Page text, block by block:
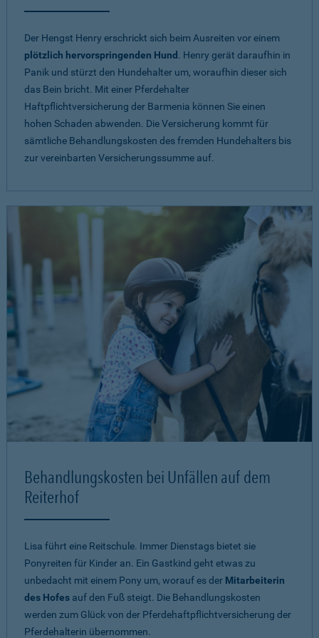
Der Hengst Henry erschrickt sich beim Ausreiten vor einem
plötzlich hervorspringenden Hund . Henry gerät daraufhin in
Panik und stürzt den Hundehalter um, woraufhin dieser sich
das Bein bricht. Mit einer Pferdehalter
Haftpflichtversicherung der Barmenia können Sie einen
hohen Schaden abwenden. Die Versicherung kommt für
sämtliche Behandlungskosten des fremden Hundehalters bis
zur vereinbarten Versicherungssumme auf.
Behandlungskosten bei Unfällen auf dem
Reiterhof
Lisa führt eine Reitschule. Immer Dienstags bietet sie
Ponyreiten für Kinder an. Ein Gastkind geht etwas zu
unbedacht mit einem Pony um, worauf es der Mitarbeiterin
des Hofes auf den Fuß steigt. Die Behandlungskosten
werden zum Glück von der Pferdehaftpflichtversicherung der
Pferdehalterin übernommen.